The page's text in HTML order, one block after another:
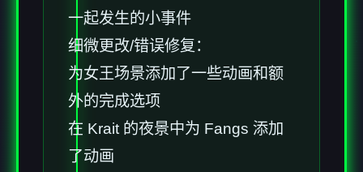
一起发生的小事件
细微更改/错误修复：
为女王场景添加了一些动画和额
外的完成选项
在 Krait 的夜景中为 Fangs 添加
了动画